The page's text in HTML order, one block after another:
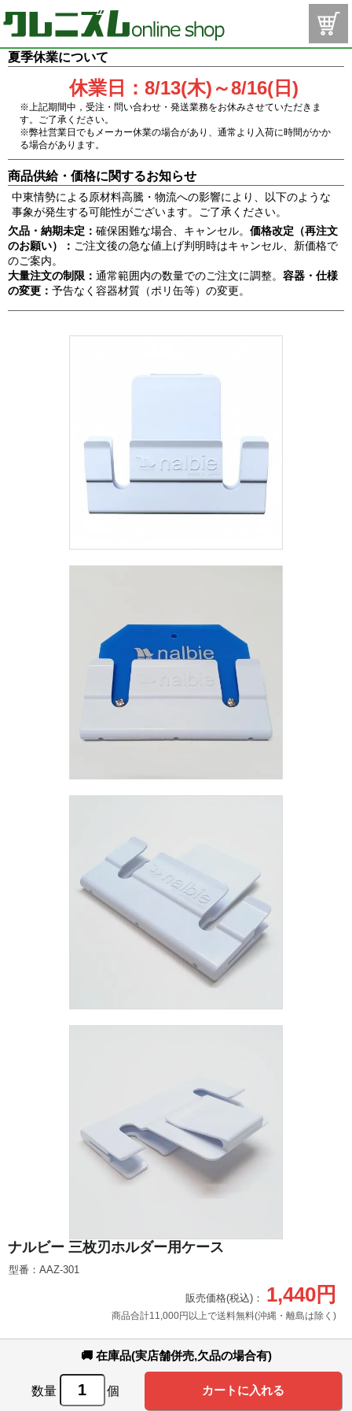
夏季休業について
休業日：8/13(木)～8/16(日)
※上記期間中，受注・問い合わせ・発送業務をお休みさせていただきま
す。ご了承ください。
※弊社営業日でもメーカー休業の場合があり、通常より入荷に時間がかか
る場合があります。
商品供給・価格に関するお知らせ
中東情勢による原材料高騰・物流への影響により、以下のような
事象が発生する可能性がございます。ご了承ください。
欠品・納期未定： 確保困難な場合、キャンセル。 価格改定（再注文
のお願い）： ご注文後の急な値上げ判明時はキャンセル、新価格で
のご案内。
大量注文の制限： 通常範囲内の数量でのご注文に調整。 容器・仕様
の変更： 予告なく容器材質（ポリ缶等）の変更。
ナルビー 三枚刃ホルダー用ケース
型番：AAZ-301
販売価格(税込)： 1,440円
商品合計11,000円以上で送料無料(沖縄・離島は除く)
🚚 在庫品(実店舗併売,欠品の場合有)
数量 個